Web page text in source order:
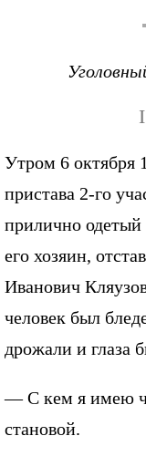
I
Утром 6 октября
пристава 2-го
прилично одетый
его хозяин,
Иванович
человек был
дрожали и глаза
— С кем я имею
становой.